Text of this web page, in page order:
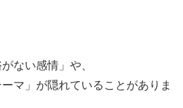
ない感情」や、
マ」が隠れていることがありま